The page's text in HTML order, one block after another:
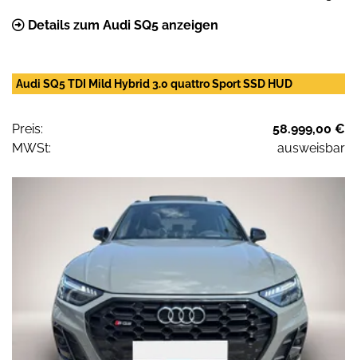
Details zum Audi SQ5 anzeigen
Audi SQ5 TDI Mild Hybrid 3.0 quattro Sport SSD HUD
Preis:
58.999,00 €
MWSt:
ausweisbar